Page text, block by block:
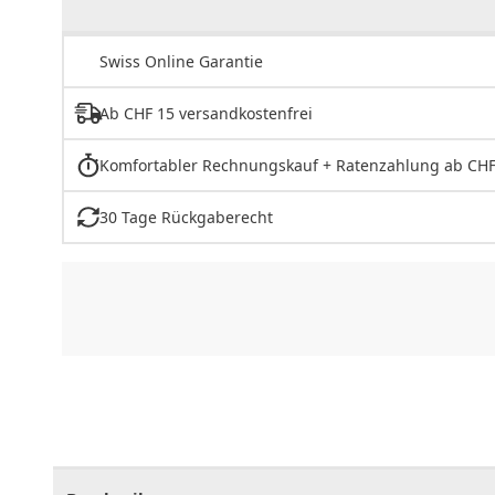
Swiss Online Garantie
Ab CHF 15 versandkostenfrei
Komfortabler Rechnungskauf + Ratenzahlung ab
30 Tage Rückgaberecht